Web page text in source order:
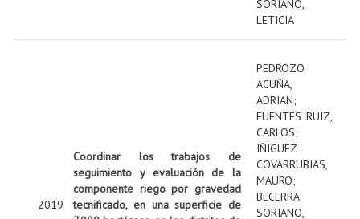
SORIANO,
LETICIA
2019
Coordinar los trabajos de
seguimiento y evaluación de la
componente riego por gravedad
tecnificado, en una superficie de
PEDROZO
ACUÑA,
ADRIAN;
FUENTES RUIZ,
CARLOS;
IÑIGUEZ
COVARRUBIAS,
MAURO;
BECERRA
SORIANO,